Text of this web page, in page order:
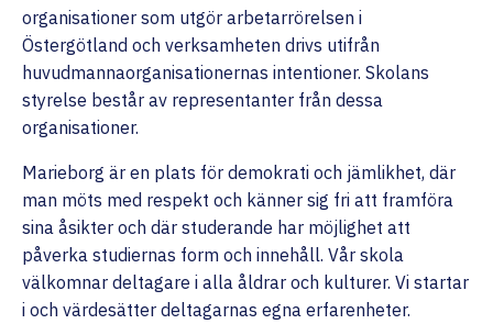
organisationer som utgör arbetarrörelsen i
Östergötland och verksamheten drivs utifrån
huvudmannaorganisationernas intentioner. Skolans
styrelse består av representanter från dessa
organisationer.
Marieborg är en plats för demokrati och jämlikhet, där
man möts med respekt och känner sig fri att framföra
sina åsikter och där studerande har möjlighet att
påverka studiernas form och innehåll. Vår skola
välkomnar deltagare i alla åldrar och kulturer. Vi startar
i och värdesätter deltagarnas egna erfarenheter.